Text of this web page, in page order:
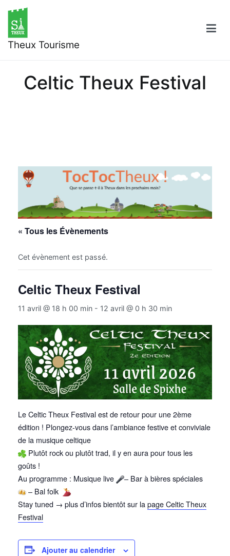
contenu
Theux Tourisme
Celtic Theux Festival
« Tous les Évènements
Cet évènement est passé.
Celtic Theux Festival
11 avril @ 18 h 00 min - 12 avril @ 0 h 30 min
Le Celtic Theux Festival est de retour pour une 2ème
édition ! Plongez-vous dans l’ambiance festive et conviviale
de la musique celtique
Plutôt rock ou plutôt trad, il y en aura pour tous les
goûts !
Au programme : Musique live
– Bar à bières spéciales
– Bal folk
Stay tuned → plus d’infos bientôt sur lapage Celtic Theux
Festival
Ajouter au calendrier